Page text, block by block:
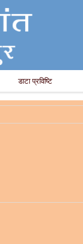
डाटा प्रविष्टि